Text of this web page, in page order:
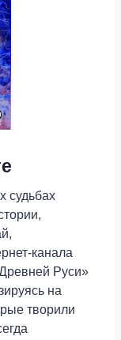
судьбах
канала
Руси»
на
творили